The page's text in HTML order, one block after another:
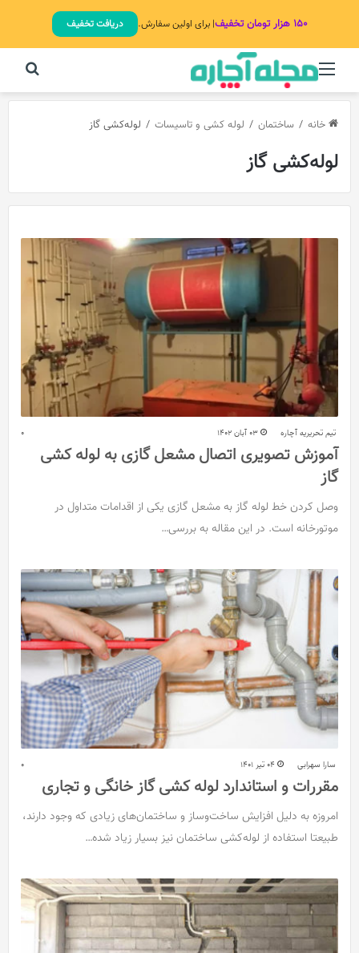
۱۵۰ هزار تومان تخفیف | برای اولین سفارش. دریافت تخفیف
منو
خانه / ساختمان / لوله کشی و تاسیسات / لوله‌کشی گاز
لوله‌کشی گاز
تیم تحریریه آچاره 03 آبان 1402 0
آموزش تصویری اتصال مشعل گازی به لوله کشی
گاز
وصل کردن خط لوله گاز به مشعل گازی یکی از اقدامات متداول در
موتورخانه است. در این مقاله به بررسی…
سارا سهرابی 04 تیر 1401 0
مقررات و استاندارد لوله کشی گاز خانگی و تجاری
امروزه به دلیل افزایش ساخت‌وساز و ساختمان‌های زیادی که وجود دارند،
طبیعتا استفاده از لوله‌کشی ساختمان نیز بسیار زیاد شده…